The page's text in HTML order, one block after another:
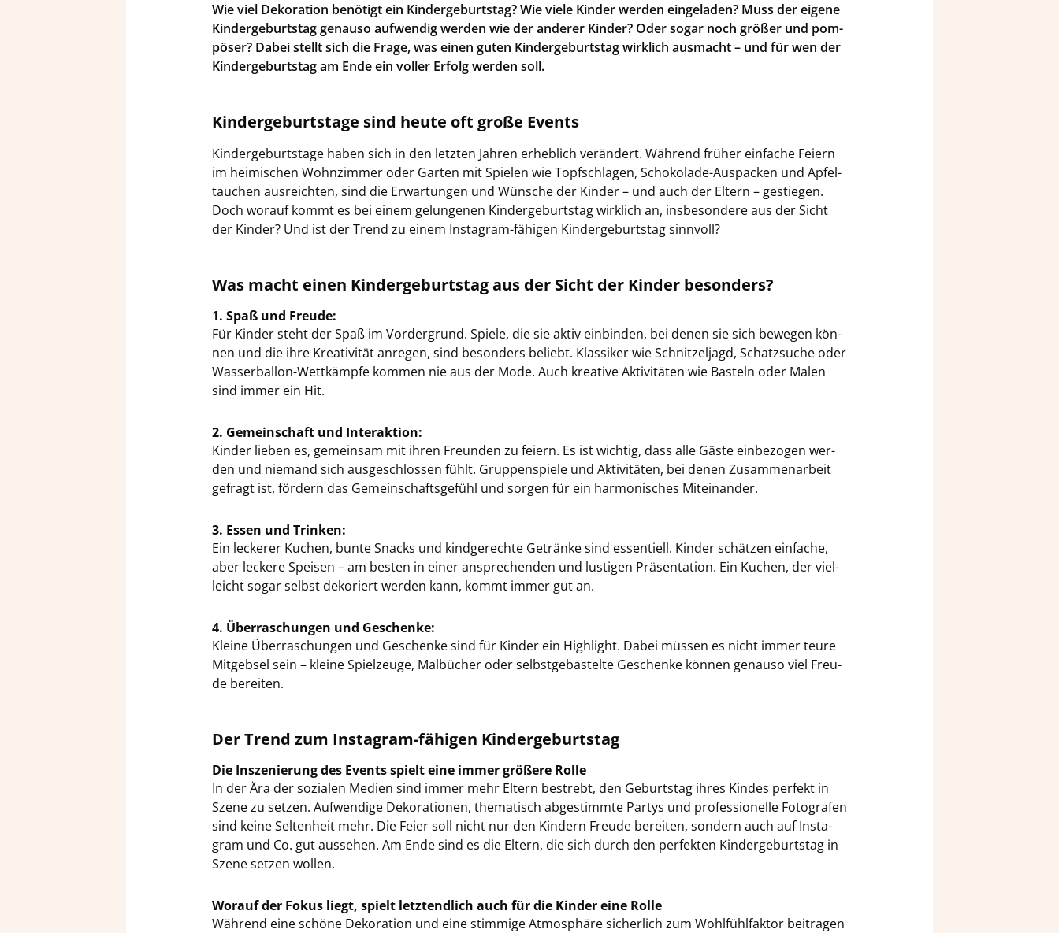
Wie viel De­ko­ra­ti­on be­nö­tigt ein Kin­der­ge­burts­tag? Wie viele Kin­der wer­den ein­ge­la­den? Muss der ei­ge­ne
Kin­der­ge­burts­tag ge­nau­so auf­wen­dig wer­den wie der an­de­rer Kin­der? Oder sogar noch grö­ßer und pom­
pö­ser? Dabei stellt sich die Frage, was einen guten Kin­der­ge­burts­tag wirk­lich aus­macht – und für wen der
Kin­der­ge­burts­tag am Ende ein vol­ler Er­folg wer­den soll.
Kin­der­ge­burts­ta­ge sind heute oft große Events
Kin­der­ge­burts­ta­ge haben sich in den letz­ten Jah­ren er­heb­lich ver­än­dert. Wäh­rend frü­her ein­fa­che Fei­ern
im hei­mi­schen Wohn­zim­mer oder Gar­ten mit Spie­len wie Topf­schla­gen, Schokolade-​Auspacken und Ap­fel­
tau­chen aus­reich­ten, sind die Er­war­tun­gen und Wün­sche der Kin­der – und auch der El­tern – ge­stie­gen.
Doch wor­auf kommt es bei einem ge­lun­ge­nen Kin­der­ge­burts­tag wirk­lich an, ins­be­son­de­re aus der Sicht
der Kin­der? Und ist der Trend zu einem Instagram-​fähigen Kin­der­ge­burts­tag sinn­voll?
Was macht einen Kin­der­ge­burts­tag aus der Sicht der Kin­der be­son­ders?
1. Spaß und Freu­de:
Für Kin­der steht der Spaß im Vor­der­grund. Spie­le, die sie aktiv ein­bin­den, bei denen sie sich be­we­gen kön­
nen und die ihre Krea­ti­vi­tät an­re­gen, sind be­son­ders be­liebt. Klas­si­ker wie Schnit­zel­jagd, Schatz­su­che oder
Wasserballon-​Wettkämpfe kom­men nie aus der Mode. Auch krea­ti­ve Ak­ti­vi­tä­ten wie Bas­teln oder Malen
sind immer ein Hit.
2. Ge­mein­schaft und In­ter­ak­ti­on:
Kin­der lie­ben es, ge­mein­sam mit ihren Freun­den zu fei­ern. Es ist wich­tig, dass alle Gäste ein­be­zo­gen wer­
den und nie­mand sich aus­ge­schlos­sen fühlt. Grup­pen­spie­le und Ak­ti­vi­tä­ten, bei denen Zu­sam­men­ar­beit
ge­fragt ist, för­dern das Ge­mein­schafts­ge­fühl und sor­gen für ein har­mo­ni­sches Mit­ein­an­der.
3. Essen und Trin­ken:
Ein le­cke­rer Ku­chen, bunte Snacks und kind­ge­rech­te Ge­trän­ke sind es­sen­ti­ell. Kin­der schät­zen ein­fa­che,
aber le­cke­re Spei­sen – am bes­ten in einer an­spre­chen­den und lus­ti­gen Prä­sen­ta­ti­on. Ein Ku­chen, der viel­
leicht sogar selbst de­ko­riert wer­den kann, kommt immer gut an.
4. Über­ra­schun­gen und Ge­schen­ke:
Klei­ne Über­ra­schun­gen und Ge­schen­ke sind für Kin­der ein High­light. Dabei müs­sen es nicht immer teure
Mit­geb­sel sein – klei­ne Spiel­zeu­ge, Mal­bü­cher oder selbst­ge­bas­tel­te Ge­schen­ke kön­nen ge­nau­so viel Freu­
de be­rei­ten.
Der Trend zum Instagram-​fähigen Kin­der­ge­burts­tag
Die In­sze­nie­rung des Events spielt eine immer grö­ße­re Rolle
In der Ära der so­zia­len Me­di­en sind immer mehr El­tern be­strebt, den Ge­burts­tag ihres Kin­des per­fekt in
Szene zu set­zen. Auf­wen­di­ge De­ko­ra­tio­nen, the­ma­tisch ab­ge­stimm­te Par­tys und pro­fes­sio­nel­le Fo­to­gra­fen
sind keine Sel­ten­heit mehr. Die Feier soll nicht nur den Kin­dern Freu­de be­rei­ten, son­dern auch auf In­sta­
gram und Co. gut aus­se­hen. Am Ende sind es die El­tern, die sich durch den per­fek­ten Kin­der­ge­burts­tag in
Szene set­zen wol­len.
Wor­auf der Fokus liegt, spielt letzt­end­lich auch für die Kin­der eine Rolle
Wäh­rend eine schö­ne De­ko­ra­ti­on und eine stim­mi­ge At­mo­sphä­re si­cher­lich zum Wohl­fühl­fak­tor bei­tra­gen